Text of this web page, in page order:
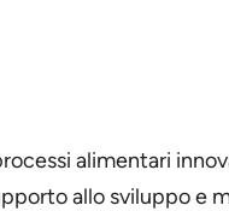
alimentari
allo sviluppo